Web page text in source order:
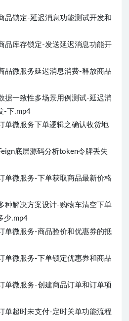
锁定-延迟消息功能测试开发和
库存锁定-发送延迟消息功能开
微服务延迟消息消费-释放商品
一致性多场景用例测试-延迟消
-下.mp4
微服务下单逻辑之确认收货地
底层源码分析token令牌丢失
微服务-下单获取商品最新价格
解决方案设计-购物车清空下单
少.mp4
微服务-商品验价和优惠券的抵
微服务-下单锁定优惠券和商品
微服务-创建商品订单和订单项
超时未支付-定时关单功能流程